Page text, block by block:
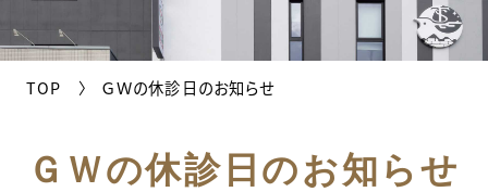
TOP ＧＷの休診日のお知らせ
ＧＷの休診日のお知らせ